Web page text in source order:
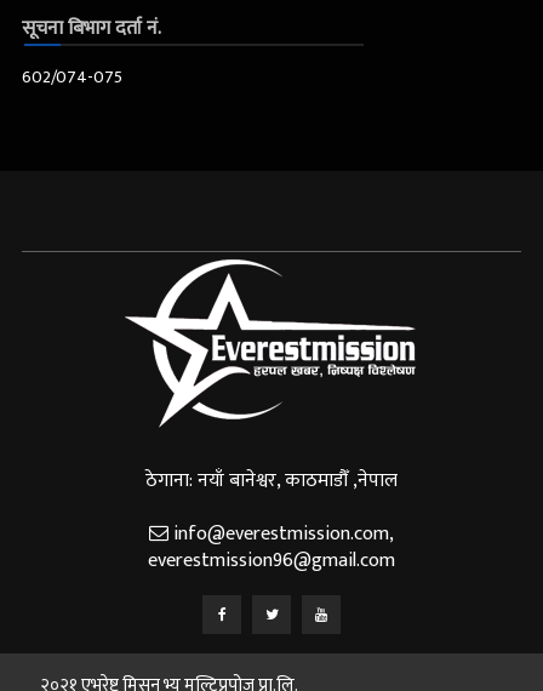
सूचना बिभाग दर्ता नं.
602/074-075
ठेगाना: नयाँ बानेश्वर, काठमाडौँ ,नेपाल
info@everestmission.com,
everestmission96@gmail.com